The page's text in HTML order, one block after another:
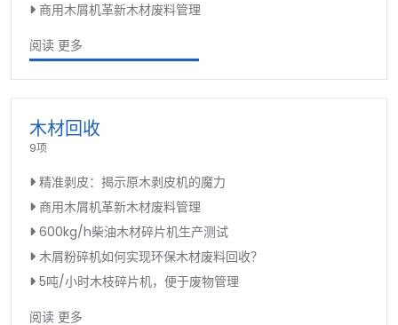
商用木屑机革新木材废料管理
阅读 更多
木材回收
9项
精准剥皮：揭示原木剥皮机的魔力
商用木屑机革新木材废料管理
600kg/h柴油木材碎片机生产测试
木屑粉碎机如何实现环保木材废料回收？
5吨/小时木枝碎片机，便于废物管理
阅读 更多